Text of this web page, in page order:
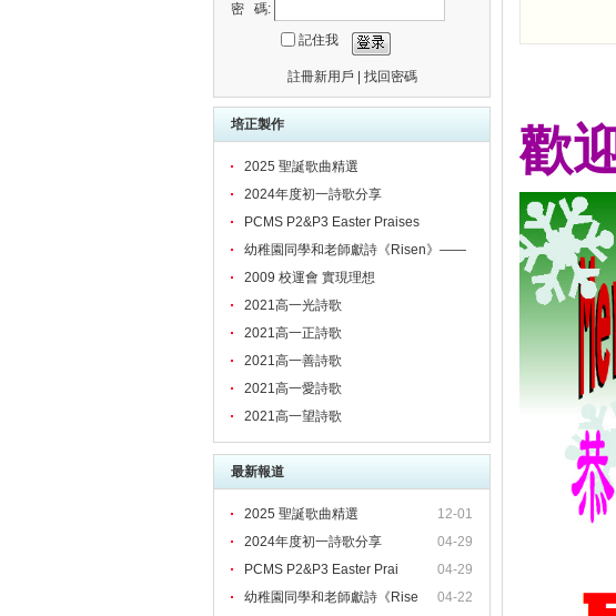
密 碼:
記住我
註冊新用戶 找回密碼
培正製作
2025 聖誕歌曲精選
2024年度初一詩歌分享
PCMS P2&P3 Easter Praises
幼稚園同學和老師獻詩《Risen》——
頌揚主的愛！
2009 校運會 實現理想
2021高一光詩歌
2021高一正詩歌
2021高一善詩歌
2021高一愛詩歌
2021高一望詩歌
最新報道
12-01
2025 聖誕歌曲精選
04-29
2024年度初一詩歌分享
04-29
PCMS P2&P3 Easter Prai
04-22
幼稚園同學和老師獻詩《Rise
歡